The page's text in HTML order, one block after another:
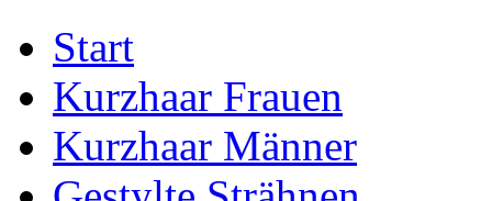
Start
Kurzhaar Frauen
Kurzhaar Männer